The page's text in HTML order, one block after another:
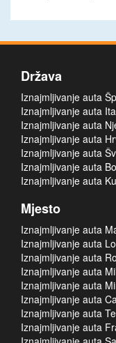
Država
Iznajmljivanje auta
Iznajmljivanje auta
Iznajmljivanje auta
Iznajmljivanje auta
Iznajmljivanje auta
Iznajmljivanje auta
Iznajmljivanje auta
Mjesto
Iznajmljivanje auta
Iznajmljivanje auta
Iznajmljivanje auta
Iznajmljivanje auta
Iznajmljivanje auta
Iznajmljivanje auta
Iznajmljivanje auta
Iznajmljivanje auta